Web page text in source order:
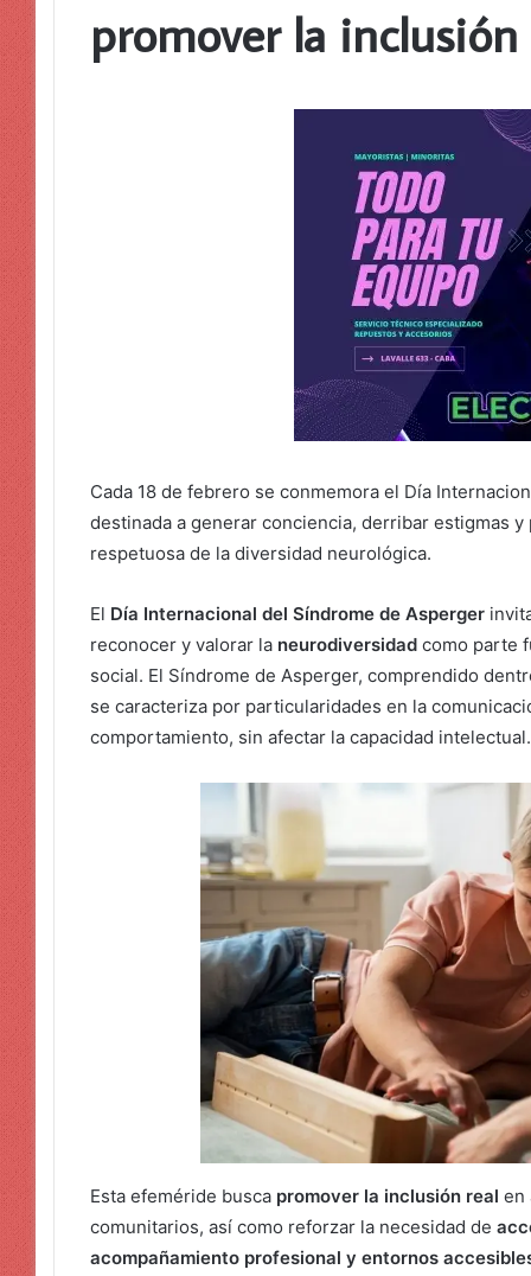
promover la inclusión
Cada 18 de febrero se conmemora el Día
destinada a generar conciencia, derribar estigmas
respetuosa de la diversidad neurológica.
El Día Internacional del Síndrome de Asperger
reconocer y valorar la neurodiversidad como parte
social. El Síndrome de Asperger, comprendido
se caracteriza por particularidades en la
comportamiento, sin afectar la capacidad intelectual.
Esta efeméride busca promover la inclusión real en
comunitarios, así como reforzar la necesidad de
acompañamiento profesional y entornos